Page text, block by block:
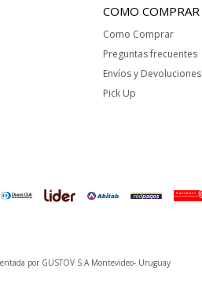
COMO COMPRAR
Como Comprar
Preguntas frecuentes
Envíos y Devoluciones
Pick Up
por GUSTOV S.A Montevideo- Uruguay